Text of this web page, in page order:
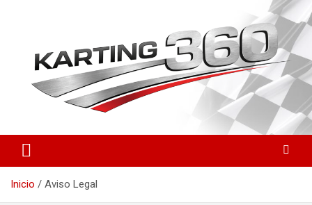
Karting 360 | Noticias,
Campeonatos y Pilotos de
Karting en España
Toda la actualidad del karting nacional e internacional: resultados
del CEK, FIA Karting, fichas de pilotos, circuitos y novedades
técnicas. Actualizado a diario.
Inicio
Aviso Legal